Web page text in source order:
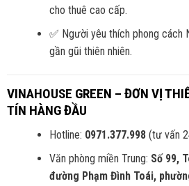
cho thuê cao cấp.
✅ Người yêu thích phong cách
gần gũi thiên nhiên.
VINAHOUSE GREEN – ĐƠN VỊ
TÍN HÀNG ĐẦU
Hotline: 0971.377.998(tư vấn
Văn phòng miền Trung: Số 99,
đường Phạm Đình Toái,